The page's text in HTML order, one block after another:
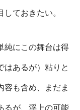
ておきたい。
純にこの舞台は得
はあるが）粘りと
容も含め、まだま
るが、浮上の可能